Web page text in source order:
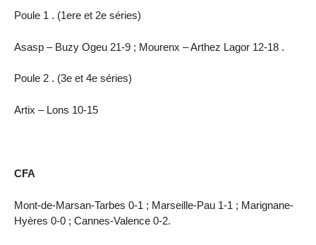
Poule 1 . (1ere et 2e séries)
Asasp – Buzy Ogeu 21-9 ; Mourenx – Arthez Lagor 12-18 .
Poule 2 . (3e et 4e séries)
Artix – Lons 10-15
CFA
Mont-de-Marsan-Tarbes 0-1 ; Marseille-Pau 1-1 ; Marignane-
Hyères 0-0 ; Cannes-Valence 0-2.